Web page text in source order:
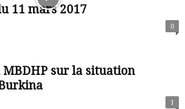
11 mars 2017
0
sur la situation
1